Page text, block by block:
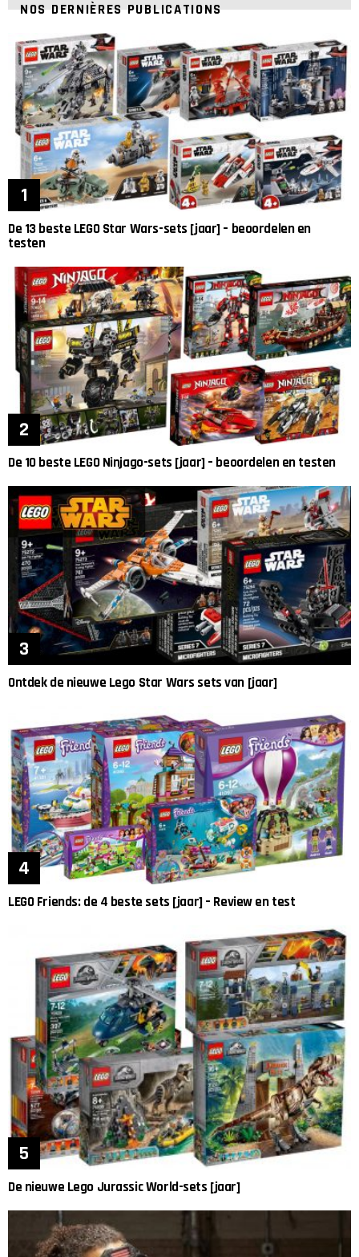
NOS DERNIÈRES PUBLICATIONS
De 13 beste LEGO Star Wars-sets [jaar] – beoordelen en
testen
De 10 beste LEGO Ninjago-sets [jaar] – beoordelen en testen
Ontdek de nieuwe Lego Star Wars sets van [jaar]
LEGO Friends: de 4 beste sets [jaar] – Review en test
De nieuwe Lego Jurassic World-sets [jaar]